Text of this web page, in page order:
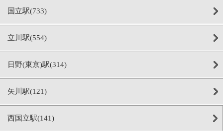
国立駅(733)
立川駅(554)
日野(東京)駅(314)
矢川駅(121)
西国立駅(141)